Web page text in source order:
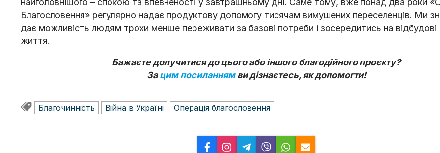
найголовнішого – спокою та впевненості у завтрашньому дні. Саме тому, вже понад два роки
Благословення» регулярно надає продуктову допомогу тисячам вимушених переселенців. Ми
дає можливість людям трохи менше переживати за базові потреби і зосередитись на відбудові
життя.
Бажаєте долучитися до цього або іншого благодійного проєкту?
Зацим посиланнямви дізнаєтесь, як допомогти!
Благочинність Війна в Україні Операція благословeння